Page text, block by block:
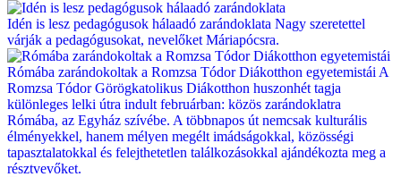
Idén is lesz pedagógusok hálaadó zarándoklata Nagy szeretettel
várják a pedagógusokat, nevelőket Máriapócsra.
Rómába zarándokoltak a Romzsa Tódor Diákotthon egyetemistái A
Romzsa Tódor Görögkatolikus Diákotthon huszonhét tagja
különleges lelki útra indult februárban: közös zarándoklatra
Rómába, az Egyház szívébe. A többnapos út nemcsak kulturális
élményekkel, hanem mélyen megélt imádságokkal, közösségi
tapasztalatokkal és felejthetetlen találkozásokkal ajándékozta meg a
résztvevőket.